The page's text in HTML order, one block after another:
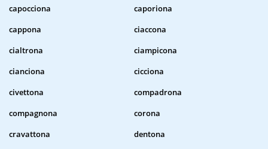
capocciona
caporiona
cappona
ciaccona
cialtrona
ciampicona
cianciona
cicciona
civettona
compadrona
compagnona
corona
cravattona
dentona